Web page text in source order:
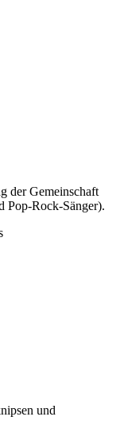
der Gemeinschaft
Pop-Rock-Sänger).
und